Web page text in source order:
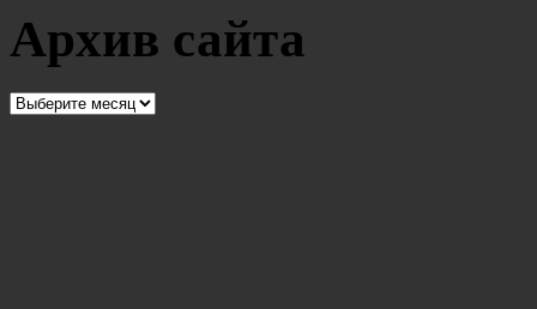
Архив сайта